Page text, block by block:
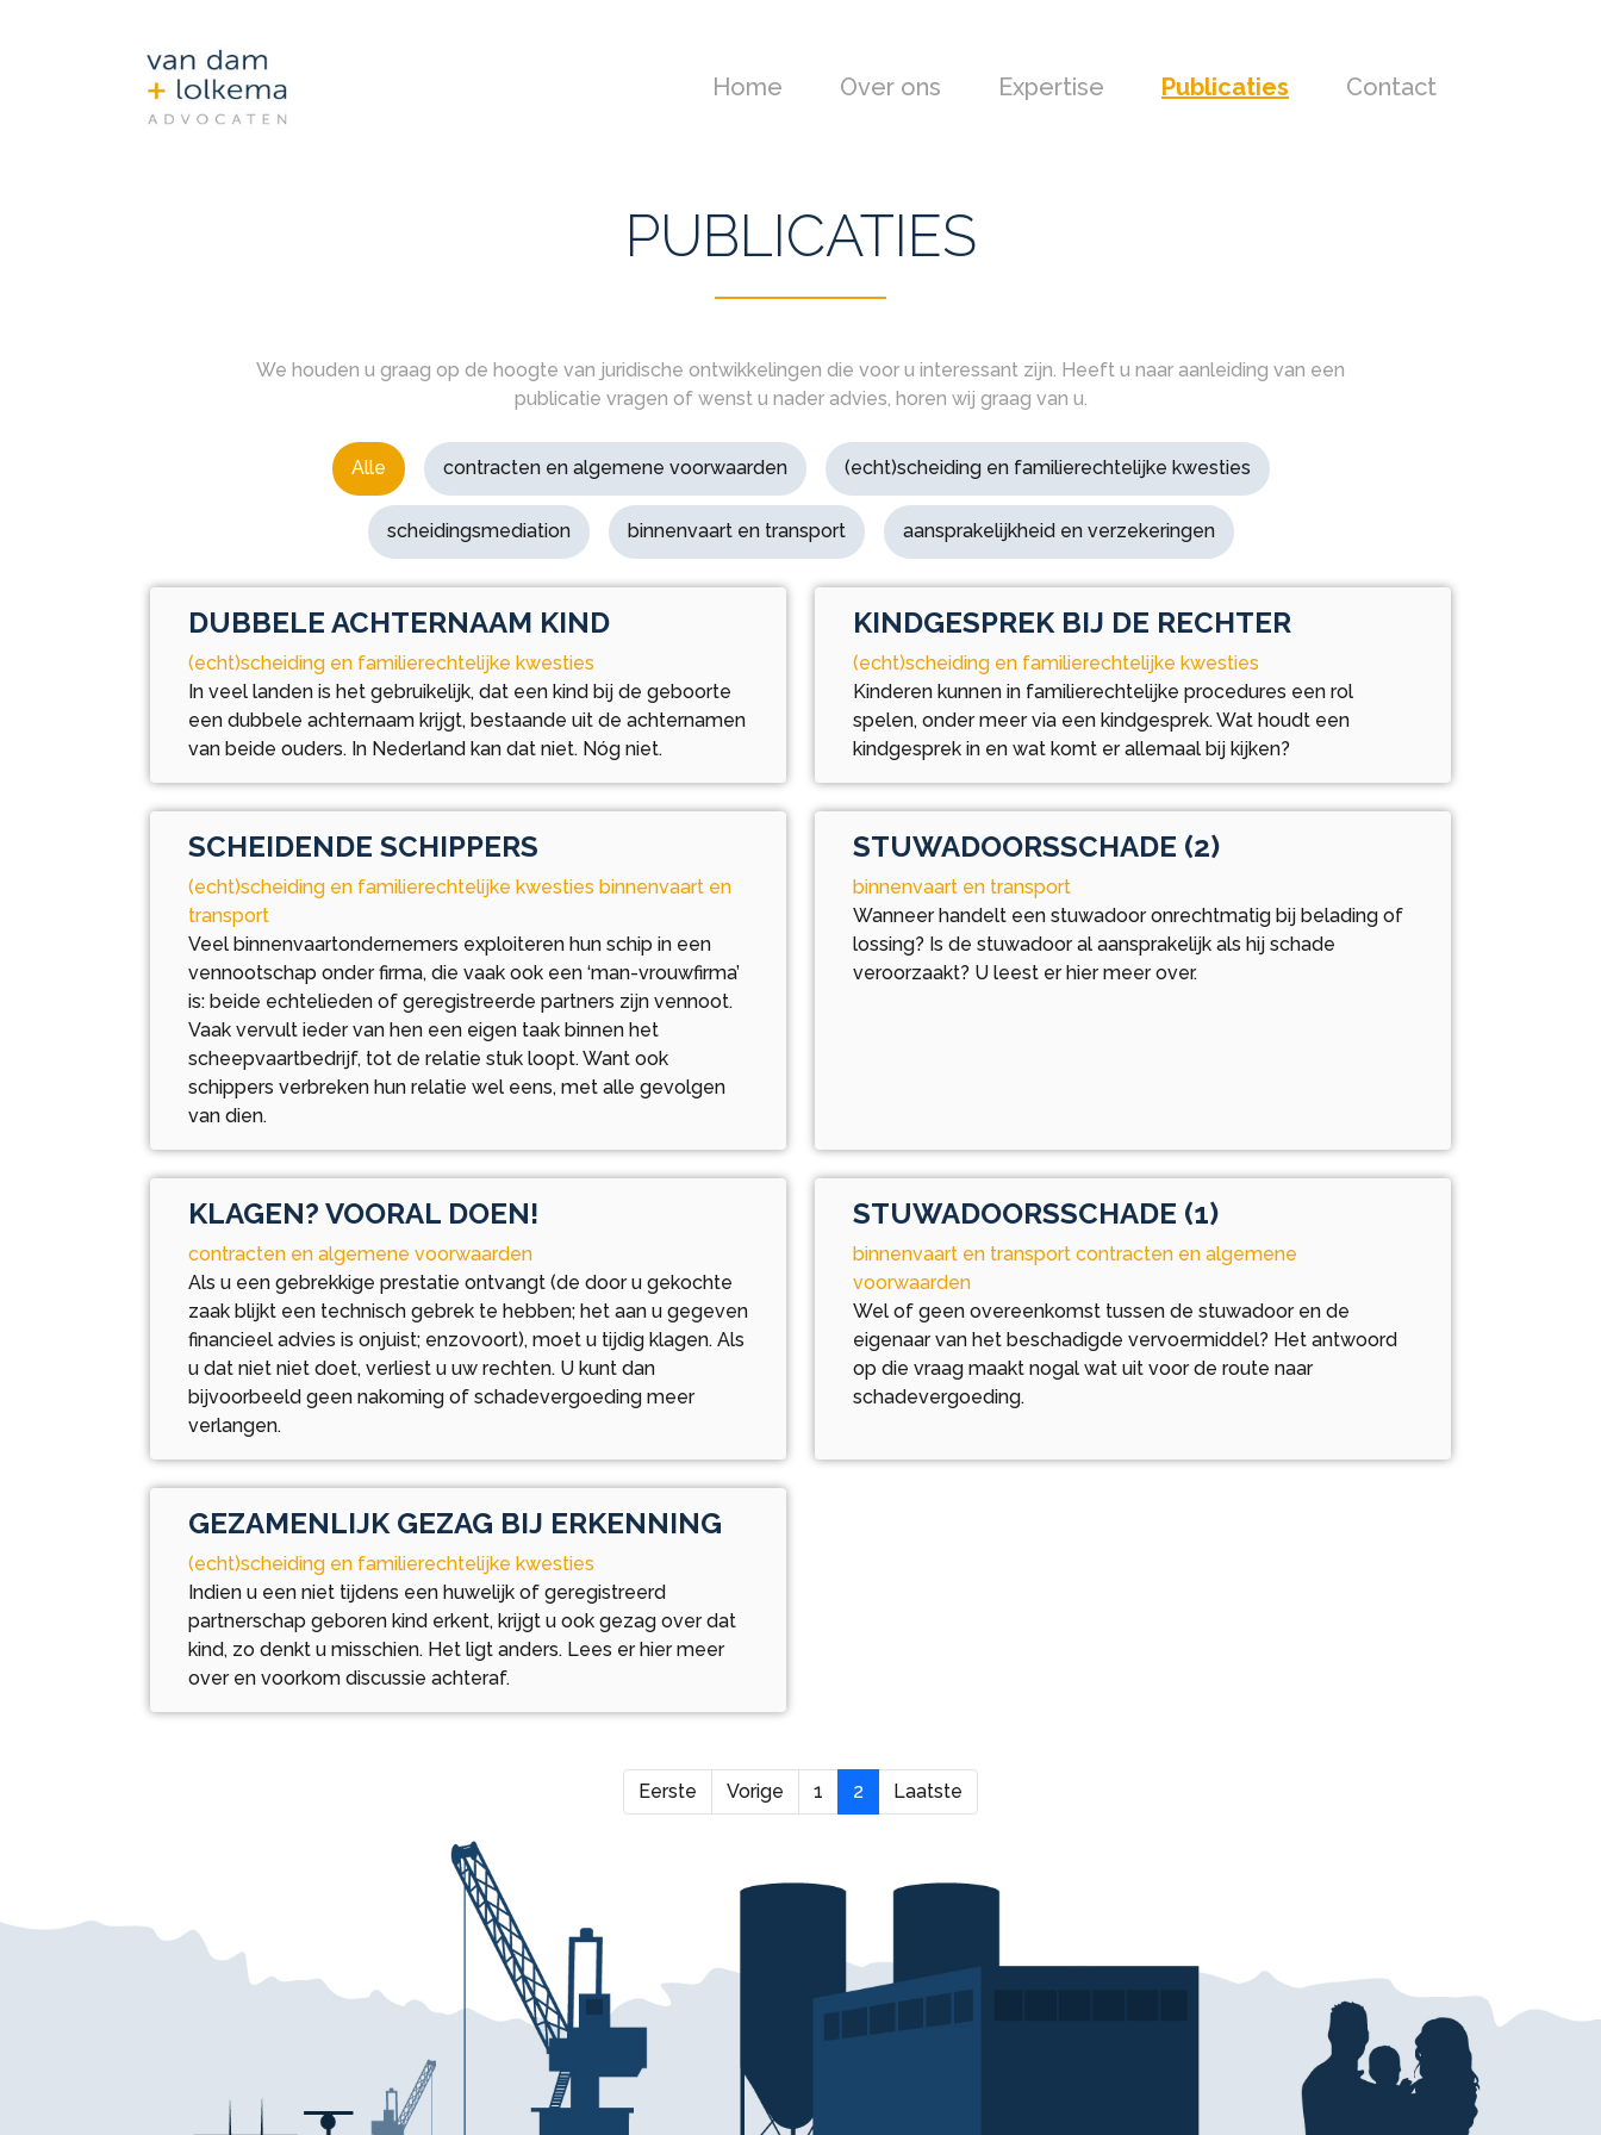
Home Over ons Expertise Publicaties Contact
PUBLICATIES
We houden u graag op de hoogte van juridische ontwikkelingen die voor u interessant zijn. Heeft u naar aanleiding van een
publicatie vragen of wenst u nader advies, horen wij graag van u.
Alle contracten en algemene voorwaarden (echt)scheiding en familierechtelijke kwesties
scheidingsmediation binnenvaart en transport aansprakelijkheid en verzekeringen
DUBBELE ACHTERNAAM KIND
(echt)scheiding en familierechtelijke kwesties
In veel landen is het gebruikelijk, dat een kind bij de geboorte
een dubbele achternaam krijgt, bestaande uit de achternamen
van beide ouders. In Nederland kan dat niet. Nóg niet.
KINDGESPREK BIJ DE RECHTER
(echt)scheiding en familierechtelijke kwesties
Kinderen kunnen in familierechtelijke procedures een rol
spelen, onder meer via een kindgesprek. Wat houdt een
kindgesprek in en wat komt er allemaal bij kijken?
SCHEIDENDE SCHIPPERS
(echt)scheiding en familierechtelijke kwesties binnenvaart en
transport
Veel binnenvaartondernemers exploiteren hun schip in een
vennootschap onder firma, die vaak ook een ‘man-vrouwfirma’
is: beide echtelieden of geregistreerde partners zijn vennoot.
Vaak vervult ieder van hen een eigen taak binnen het
scheepvaartbedrijf, tot de relatie stuk loopt. Want ook
schippers verbreken hun relatie wel eens, met alle gevolgen
van dien.
STUWADOORSSCHADE (2)
binnenvaart en transport
Wanneer handelt een stuwadoor onrechtmatig bij belading of
lossing? Is de stuwadoor al aansprakelijk als hij schade
veroorzaakt? U leest er hier meer over.
KLAGEN? VOORAL DOEN!
contracten en algemene voorwaarden
Als u een gebrekkige prestatie ontvangt (de door u gekochte
zaak blijkt een technisch gebrek te hebben; het aan u gegeven
financieel advies is onjuist; enzovoort), moet u tijdig klagen. Als
u dat niet niet doet, verliest u uw rechten. U kunt dan
bijvoorbeeld geen nakoming of schadevergoeding meer
verlangen.
STUWADOORSSCHADE (1)
binnenvaart en transport contracten en algemene
voorwaarden
Wel of geen overeenkomst tussen de stuwadoor en de
eigenaar van het beschadigde vervoermiddel? Het antwoord
op die vraag maakt nogal wat uit voor de route naar
schadevergoeding.
GEZAMENLIJK GEZAG BIJ ERKENNING
(echt)scheiding en familierechtelijke kwesties
Indien u een niet tijdens een huwelijk of geregistreerd
partnerschap geboren kind erkent, krijgt u ook gezag over dat
kind, zo denkt u misschien. Het ligt anders. Lees er hier meer
over en voorkom discussie achteraf.
Eerste Vorige 1 2 Laatste